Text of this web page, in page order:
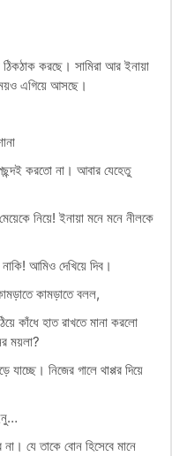
ঠিকঠাক করছে। সামিরা আর ইনায়া
এগিয়ে আসছে।
করতো না। আবার যেহেতু
নিয়ে! ইনায়া মনে মনে নীলকে
আমিও দেখিয়ে দিব।
কামড়াতে বলল,
কাঁধে হাত রাখতে মানা করলো
ময়লা?
নিজের গালে থাপ্পর দিয়ে
যে তাকে বোন হিসেবে মানে